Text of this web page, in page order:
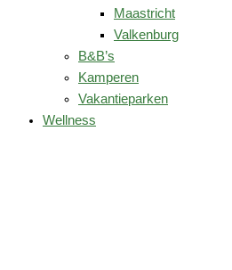
Maastricht
Valkenburg
B&B’s
Kamperen
Vakantieparken
Wellness